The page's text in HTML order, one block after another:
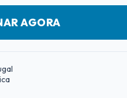
AGORA